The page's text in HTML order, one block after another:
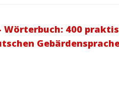
Wörterbuch: 400